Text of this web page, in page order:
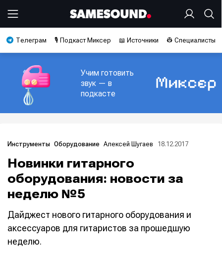
Телеграм 🎙️ Подкаст Миксер 📖 Источники 👷 Специалисты
Учим готовить
звук — в
подкасте
Инструменты Оборудование Алексей Шугаев 18.12.2017
Новинки гитарного
оборудования: новости за
неделю №5
Дайджест нового гитарного оборудования и
аксессуаров для гитаристов за прошедшую
неделю.